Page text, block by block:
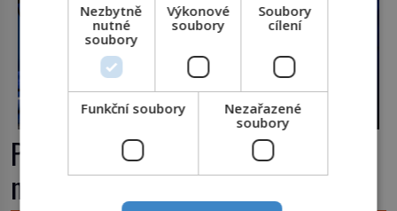
První plastické operace: Když se
nový nos rodí z kůže na tváři
Nezbytně
nutné
soubory
Výkonové
soubory
Soubory
cílení
Funkční soubory
Nezařazené
soubory